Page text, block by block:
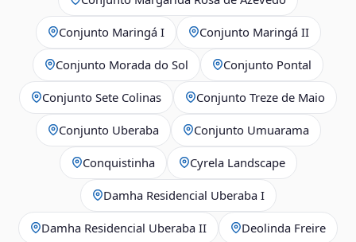
Conjunto Maringá I Conjunto Maringá II
Conjunto Morada do Sol Conjunto Pontal
Conjunto Sete Colinas Conjunto Treze de Maio
Conjunto Uberaba Conjunto Umuarama
Conquistinha Cyrela Landscape
Damha Residencial Uberaba I
Damha Residencial Uberaba II Deolinda Freire